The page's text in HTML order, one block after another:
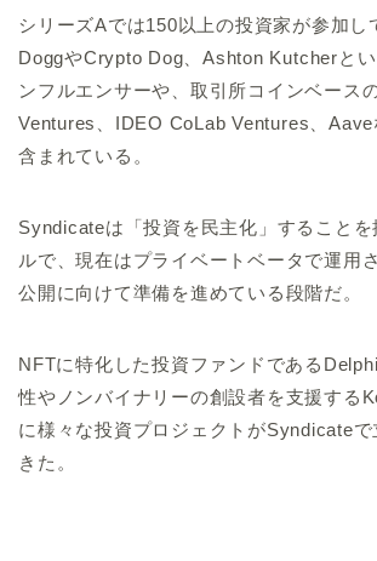
シリーズAでは150以上の投資家が参加し
DoggやCrypto Dog、Ashton Kutcherと
ンフルエンサーや、取引所コインベース
Ventures、IDEO CoLab Ventures、Aave
含まれている。
Syndicateは「投資を民主化」することを
ルで、現在はプライベートベータで運用
公開に向けて準備を進めている段階だ。
NFTに特化した投資ファンドである
性やノンバイナリーの創設者を支援する
に様々な投資プロジェクトがSyndicateで
きた。